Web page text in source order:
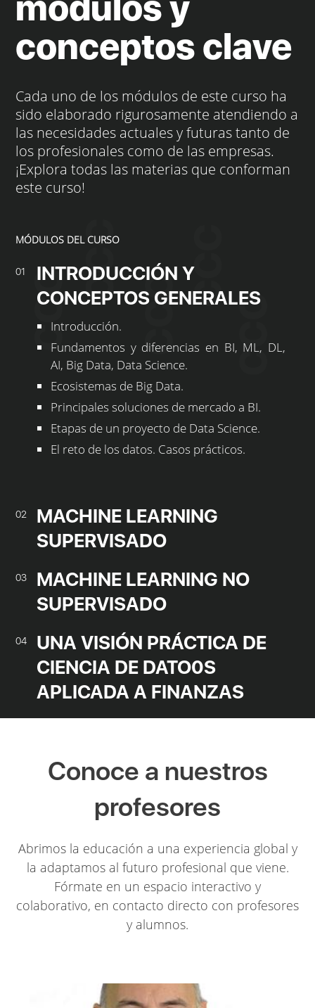
conceptos clave
Cada uno de los módulos de este curso ha
sido elaborado rigurosamente atendiendo a
las necesidades actuales y futuras tanto de
los profesionales como de las empresas.
¡Explora todas las materias que conforman
este curso!
MÓDULOS DEL CURSO
01
INTRODUCCIÓN Y
CONCEPTOS GENERALES
Introducción.
Fundamentos y diferencias en BI, ML, DL,
AI, Big Data, Data Science.
Ecosistemas de Big Data.
Principales soluciones de mercado a BI.
Etapas de un proyecto de Data Science.
El reto de los datos. Casos prácticos.
02
MACHINE LEARNING
SUPERVISADO
03
MACHINE LEARNING NO
SUPERVISADO
04
UNA VISIÓN PRÁCTICA DE
CIENCIA DE DATO0S
APLICADA A FINANZAS
Conoce a nuestros
profesores
Abrimos la educación a una experiencia global y
la adaptamos al futuro profesional que viene.
Fórmate en un espacio interactivo y
colaborativo, en contacto directo con profesores
y alumnos.